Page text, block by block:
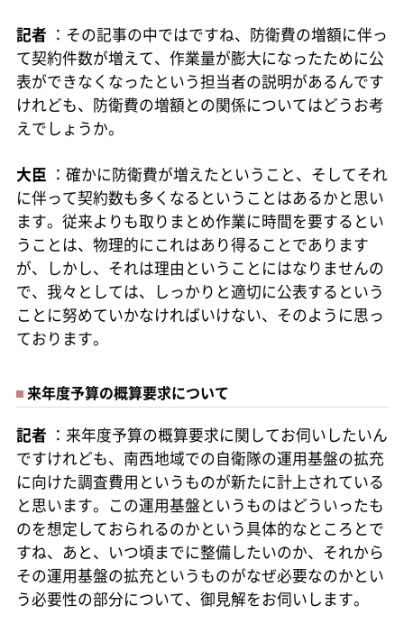
記者 ：その記事の中ではですね、防衛費の増額に伴っ
て契約件数が増えて、作業量が膨大になったために公
表ができなくなったという担当者の説明があるんです
けれども、防衛費の増額との関係についてはどうお考
えでしょうか。
大臣 ：確かに防衛費が増えたということ、そしてそれ
に伴って契約数も多くなるということはあるかと思い
ます。従来よりも取りまとめ作業に時間を要するとい
うことは、物理的にこれはあり得ることであります
が、しかし、それは理由ということにはなりませんの
で、我々としては、しっかりと適切に公表するという
ことに努めていかなければいけない、そのように思っ
ております。
来年度予算の概算要求について
記者 ：来年度予算の概算要求に関してお伺いしたいん
ですけれども、南西地域での自衛隊の運用基盤の拡充
に向けた調査費用というものが新たに計上されている
と思います。この運用基盤というものはどういったも
のを想定しておられるのかという具体的なところとで
すね、あと、いつ頃までに整備したいのか、それから
その運用基盤の拡充というものがなぜ必要なのかとい
う必要性の部分について、御見解をお伺いします。